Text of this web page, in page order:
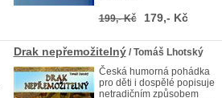
199,- Kč 179,- Kč
Drak nepřemožitelný/ Tomáš Lhotský
Česká humorná pohádka
pro děti i dospělé popisuje
netradičním způsobem